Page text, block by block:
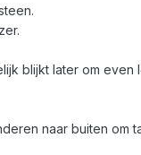
blijkt later om
naar buiten